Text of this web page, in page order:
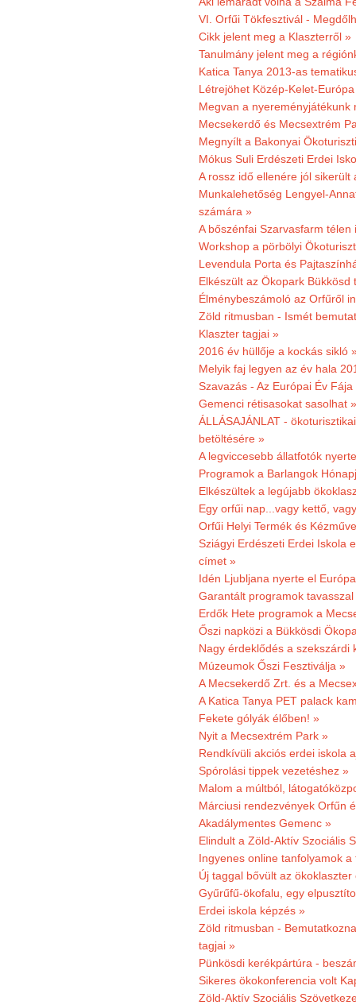
VI. Orfűi Tökfesztivál -
Cikk jelent meg a Klaszterről »
Tanulmány jelent meg a
Katica Tanya 2013-as
Létrejöhet Közép-Kelet-
Megvan a nyereményjátékunk
Mecsekerdő és Mecsextrém
Megnyílt a Bakonyai
Mókus Suli Erdészeti Erdei
A rossz idő ellenére jól sikerült
Munkalehetőség Lengyel-
számára »
A bőszénfai Szarvasfarm
Workshop a pörbölyi
Levendula Porta és
Elkészült az Ökopark
Élménybeszámoló az Orfűről
Zöld ritmusban - Ismét
Klaszter tagjai »
2016 év hüllője a kockás sikló
Melyik faj legyen az év hala
Szavazás - Az Európai Év
Gemenci rétisasokat sasolhat »
ÁLLÁSAJÁNLAT -
betöltésére »
A legviccesebb állatfotók
Programok a Barlangok
Elkészültek a legújabb
Egy orfűi nap...vagy kettő,
Orfűi Helyi Termék és
Sziágyi Erdészeti Erdei Iskola
címet »
Idén Ljubljana nyerte el
Garantált programok tavasszal
Erdők Hete programok a
Őszi napközi a Bükkösdi
Nagy érdeklődés a szekszárdi
Múzeumok Őszi Fesztiválja »
A Mecsekerdő Zrt. és a
A Katica Tanya PET palack
Fekete gólyák élőben! »
Nyit a Mecsextrém Park »
Rendkívüli akciós erdei iskola
Spórolási tippek vezetéshez »
Malom a múltból,
Márciusi rendezvények Orfűn
Akadálymentes Gemenc »
Elindult a Zöld-Aktív Szociális
Ingyenes online tanfolyamok
Új taggal bővült az ökoklaszter
Gyűrűfű-ökofalu, egy
Erdei iskola képzés »
Zöld ritmusban -
tagjai »
Pünkösdi kerékpártúra -
Sikeres ökokonferencia volt
Zöld-Aktív Szociális